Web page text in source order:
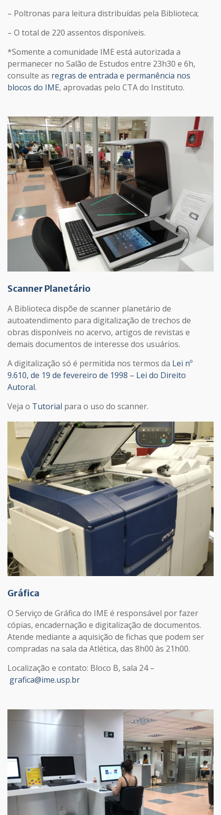
– Poltronas para leitura distribuídas pela Biblioteca;
– O total de 220 assentos disponíveis.
*Somente a comunidade IME está autorizada a
permanecer no Salão de Estudos entre 23h30 e 6h,
consulte as regras de entrada e permanência nos
blocos do IME, aprovadas pelo CTA do Instituto.
Scanner Planetário
A Biblioteca dispõe de scanner planetário de
autoatendimento para digitalização de trechos de
obras disponíveis no acervo, artigos de revistas e
demais documentos de interesse dos usuários.
A digitalização só é permitida nos termos da Lei nº
9.610, de 19 de fevereiro de 1998 – Lei do Direito
Autoral.
Veja o Tutorial para o uso do scanner.
Gráfica
O Serviço de Gráfica do IME é responsável por fazer
cópias, encadernação e digitalização de documentos.
Atende mediante a aquisição de fichas que podem ser
compradas na sala da Atlética, das 8h00 às 21h00.
Localização e contato: Bloco B, sala 24 –
grafica@ime.usp.br